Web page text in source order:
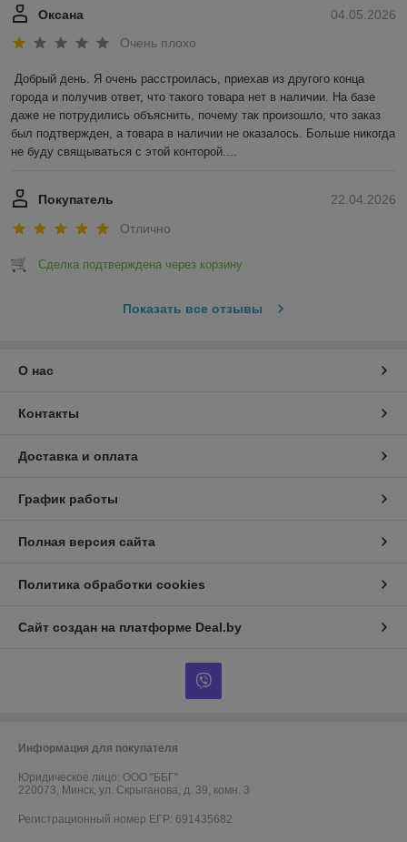
04.05.2026
Оксана
Очень плохо
Добрый день. Я очень расстроилась, приехав из другого конца
города и получив ответ, что такого товара нет в наличии. На базе
даже не потрудились объяснить, почему так произошло, что заказ
был подтвержден, а товара в наличии не оказалось. Больше никогда
не буду свящываться с этой конторой....
22.04.2026
Покупатель
Отлично
Сделка подтверждена через корзину
Показать все отзывы
О нас
Контакты
Доставка и оплата
График работы
Полная версия сайта
Политика обработки cookies
Сайт создан на платформе Deal.by
Информация для покупателя
Юридическое лицо: ООО "ББГ"
220073, Минск, ул. Скрыганова, д. 39, комн. 3
Регистрационный номер ЕГР: 691435682